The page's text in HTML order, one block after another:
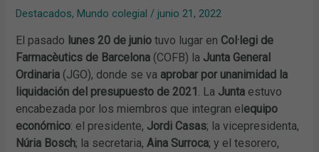
Destacados, Mundo colegial /junio 21, 2022
El pasado lunes 20 de junio tuvo lugar en Col·legi de
Farmacèutics de Barcelona (COFB) la Junta General
Ordinaria (JGO), donde se va aprobar por unanimidad la
liquidación del presupuesto de 2021 . La Junta estuvo
encabezada por los miembros que integran elequipo
económico: el presidente, Jordi Casas; la vicepresidenta,
Núria Bosch; la secretaria,Aina Surroca; y el tesorero,